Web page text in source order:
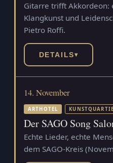
Gitarre trifft Akkordeon:
Klangkunst und
Pietro Roffi.
DETAILS▾
14. November
ARTHOTEL
Der SAGO Song
Echte Lieder, echte
dem SAGO-Kreis